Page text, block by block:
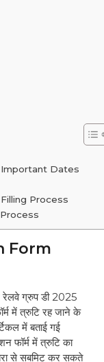
Important Dates
Process
Form
रेलवे ग्रुप डी 2025
में त्रुटि रह जाने के
में बताई गई
फॉर्म में त्रुटि का
से सबमिट कर सकते